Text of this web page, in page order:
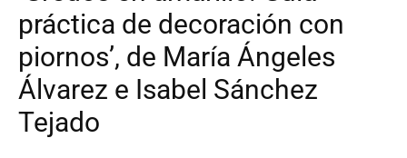
práctica de decoración con
piornos’, de María Ángeles
Álvarez e Isabel Sánchez
Tejado